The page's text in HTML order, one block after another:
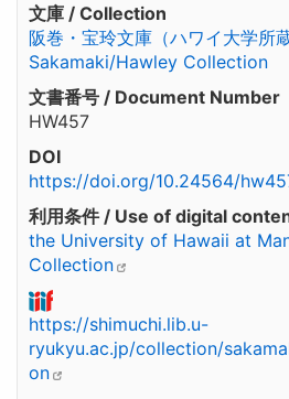
文庫 / Collection
阪巻・宝玲文庫（ハワイ大学所
Sakamaki/Hawley Collection
文書番号 / Document Number
HW457
DOI
https://doi.org/10.24564/
利用条件 / Use of digital
the University of Hawaii at
Collection
https://shimuchi.lib.u-
ryukyu.ac.jp/collection/
on